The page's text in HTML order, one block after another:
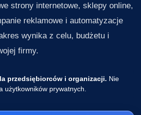
strony internetowe, sklepy online,
reklamowe i automatyzacje
wynika z celu, budżetu i
firmy.
przedsiębiorców i organizacji. Nie
użytkowników prywatnych.